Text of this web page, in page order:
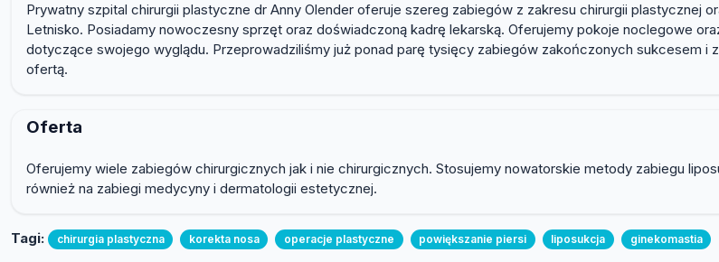
Prywatny szpital chirurgii plastyczne dr Anny Olender oferuje szereg zabiegów z zakresu chirurgii plastycznej
Letnisko. Posiadamy nowoczesny sprzęt oraz doświadczoną kadrę lekarską. Oferujemy pokoje noclegowe
dotyczące swojego wyglądu. Przeprowadziliśmy już ponad parę tysięcy zabiegów zakończonych sukcesem i
ofertą.
Oferta
Oferujemy wiele zabiegów chirurgicznych jak i nie chirurgicznych. Stosujemy nowatorskie metody zabiegu
również na zabiegi medycyny i dermatologii estetycznej.
Tagi: chirurgia plastyczna korekta nosa operacje plastyczne powiększanie piersi liposukcja ginekomastia